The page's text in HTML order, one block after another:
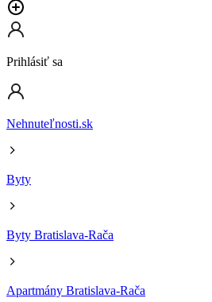
Prihlásiť sa
Nehnuteľnosti.sk
Byty
Byty Bratislava-Rača
Apartmány Bratislava-Rača